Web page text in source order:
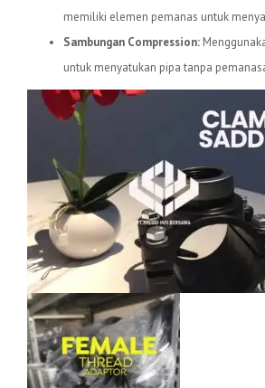
memiliki elemen pemanas untuk
Sambungan Compression:
untuk menyatukan pipa tanpa